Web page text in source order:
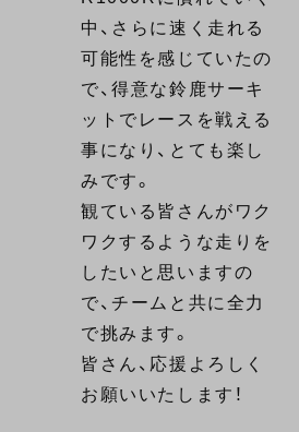
中、さらに速く走れる
可能性を感じていたの
で、得意な鈴鹿サーキ
ットでレースを戦える
事になり、とても楽し
みです。
観ている皆さんがワク
ワクするような走りを
したいと思いますの
で、チームと共に全力
で挑みます。
皆さん、応援よろしく
お願いいたします！